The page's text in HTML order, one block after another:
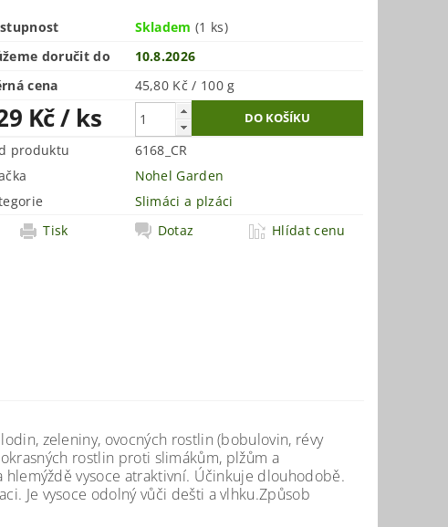
Skladem(1 ks)
doručit do
10.8.2026
cena
45,80 Kč / 100 g
Kč/ ks
produktu
6168_CR
Nohel Garden
Slimáci a plzáci
Tisk
Dotaz Hlídat cenu
zeleniny, ovocných rostlin (bobulovin, révy
rostlin proti slimákům, plžům a
vysoce atraktivní. Účinkuje dlouhodobě.
Je vysoce odolný vůči dešti a vlhku.Způsob